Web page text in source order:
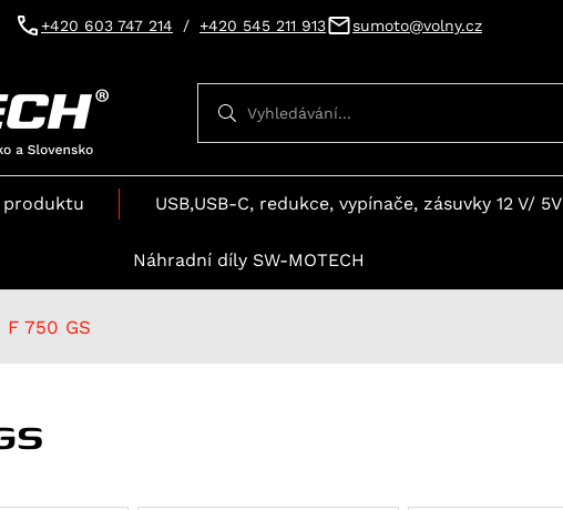
+420 603 747 214 / +420 545 211 913 sumoto@volny.cz
Vyhledávání
USB,USB-C, redukce, vypínače, zásuvky 12 V/ 5V
Náhradní díly SW-MOTECH
F 750 GS